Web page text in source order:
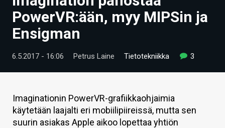
UUTISET
ARTIKKELIT
VIDEOT
TECHBBS
TIETOA
HINTA.FI
PowerVR:ään, myy MIPSin ja
Ensigman
6.5.2017 - 16:06 Petrus Laine Tietotekniikka 3
Imaginationin PowerVR-grafiikkaohjaimia
käytetään laajalti eri mobiilipiireissä, mutta sen
suurin asiakas Apple aikoo lopettaa yhtiön